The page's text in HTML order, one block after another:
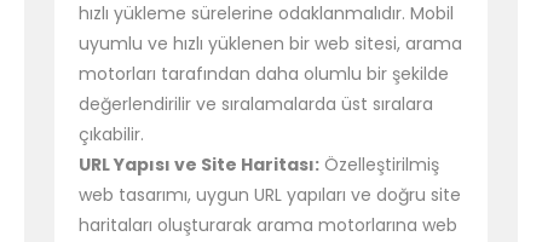
hızlı yükleme sürelerine odaklanmalıdır. Mobil
uyumlu ve hızlı yüklenen bir web sitesi, arama
motorları tarafından daha olumlu bir şekilde
değerlendirilir ve sıralamalarda üst sıralara
çıkabilir.
URL Yapısı ve Site Haritası: Özelleştirilmiş
web tasarımı, uygun URL yapıları ve doğru site
haritaları oluşturarak arama motorlarına web